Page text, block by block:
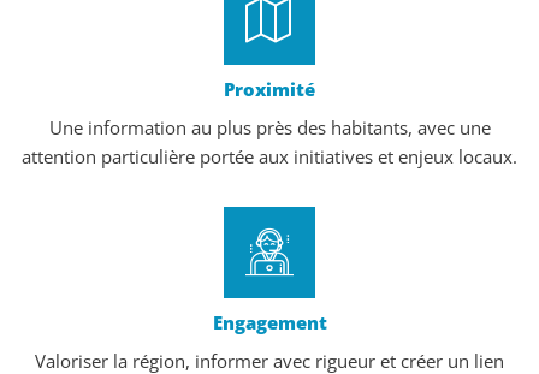
Proximité
Une information au plus près des habitants, avec une
attention particulière portée aux initiatives et enjeux locaux.
Engagement
Valoriser la région, informer avec rigueur et créer un lien